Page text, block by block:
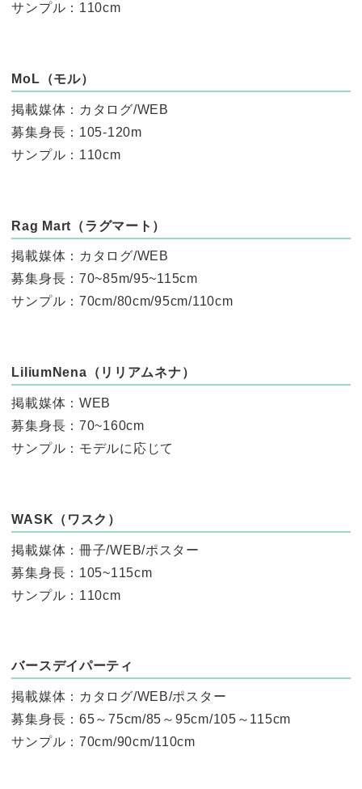
サンプル：110cm
MoL（モル）
掲載媒体：カタログ/WEB
募集身長：105-120m
サンプル：110cm
Rag Mart（ラグマート）
掲載媒体：カタログ/WEB
募集身長：70~85m/95~115cm
サンプル：70cm/80cm/95cm/110cm
LiliumNena（リリアムネナ）
掲載媒体：WEB
募集身長：70~160cm
サンプル：モデルに応じて
WASK（ワスク）
掲載媒体：冊子/WEB/ポスター
募集身長：105~115cm
サンプル：110cm
バースデイパーティ
掲載媒体：カタログ/WEB/ポスター
募集身長：65～75cm/85～95cm/105～115cm
サンプル：70cm/90cm/110cm